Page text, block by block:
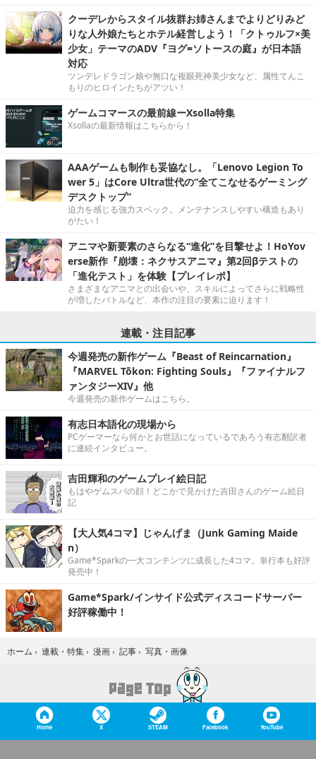
クーデレからスタイル抜群お姉さんまでよりどりみど
りな人外娘たちとホテル経営しよう！「クトゥルフ×美
少女」テーマのADV『ヨグ=ソトースの庭』が日本語
対応
ツンデレドラゴン娘や無口な複眼死神美少女など、属性てんこ
もりのヒロインたちがアツい！
ゲームコマースの最前線ーXsolla特集
Xsollaの最新情報はこちらから！
AAAゲームも制作も妥協なし。「Lenovo Legion To
wer 5」はCore Ultra世代の“全てこなせるゲーミング
デスクトップ”
迫力を感じる強力スペック。メンテナンスしやすい構造もあり
がたい！
アニマや新要素のさらなる“進化”を目撃せよ！HoYov
erse新作『崩壊：ネクサスアニマ』第2回βテストの
「進化テスト」を体験【プレイレポ】
さまざまなアニマとの出会いや、スキルによってさらに戦略性
が増したバトルなど、本作の注目の要素に迫ります！
連載・注目記事
今週発売の新作ゲーム『Beast of Reincarnation』
『MARVEL Tōkon: Fighting Souls』『ファイナルフ
ァンタジーXIV』他
今週発売の新作ゲームはこちら。
有志日本語化の現場から
PCゲーマーなら何かとお世話になっているであろう有志翻訳者
に連続インタビュー。
吉田輝和のゲームプレイ絵日記
もはやゲムスパの顔！どこかで見かけた吉田さんのゲーム絵日
記
【大人気4コマ】じゃんげま（Junk Gaming Maide
n）
Game*Sparkの一大コンテンツに成長した4コマ。単行本も好評
発売中！
Game*Spark/インサイド公式ディスコードサーバー
好評稼働中！
ホーム › 連載・特集 › 漫画 › 記事 › 写真・画像
Home X STEAM Facebook YouTube